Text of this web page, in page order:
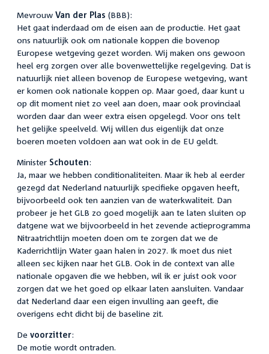
Mevrouw Van der Plas (BBB):
Het gaat inderdaad om de eisen aan de productie. Het gaat
ons natuurlijk ook om nationale koppen die bovenop
Europese wetgeving gezet worden. Wij maken ons gewoon
heel erg zorgen over alle bovenwettelijke regelgeving. Dat is
natuurlijk niet alleen bovenop de Europese wetgeving, want
er komen ook nationale koppen op. Maar goed, daar kunt u
op dit moment niet zo veel aan doen, maar ook provinciaal
worden daar dan weer extra eisen opgelegd. Voor ons telt
het gelijke speelveld. Wij willen dus eigenlijk dat onze
boeren moeten voldoen aan wat ook in de EU geldt.
Minister Schouten:
Ja, maar we hebben conditionaliteiten. Maar ik heb al eerder
gezegd dat Nederland natuurlijk specifieke opgaven heeft,
bijvoorbeeld ook ten aanzien van de waterkwaliteit. Dan
probeer je het GLB zo goed mogelijk aan te laten sluiten op
datgene wat we bijvoorbeeld in het zevende actieprogramma
Nitraatrichtlijn moeten doen om te zorgen dat we de
Kaderrichtlijn Water gaan halen in 2027. Ik moet dus niet
alleen sec kijken naar het GLB. Ook in de context van alle
nationale opgaven die we hebben, wil ik er juist ook voor
zorgen dat we het goed op elkaar laten aansluiten. Vandaar
dat Nederland daar een eigen invulling aan geeft, die
overigens echt dicht bij de baseline zit.
De voorzitter:
De motie wordt ontraden.